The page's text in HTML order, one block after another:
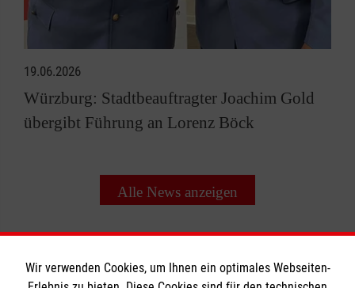
19.06.2026
Würzburg: Stadtbeauftragter Joachim Gold
übergibt Führung an Lorenz Böck
Alle News anzeigen
Wir verwenden Cookies, um Ihnen ein optimales Webseiten-